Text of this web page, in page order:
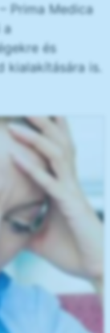
Prima Medica
a
és
kialakítására is.